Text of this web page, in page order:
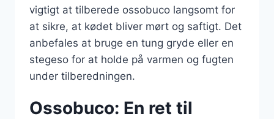
vigtigt at tilberede ossobuco langsomt for
at sikre, at kødet bliver mørt og saftigt. Det
anbefales at bruge en tung gryde eller en
stegeso for at holde på varmen og fugten
under tilberedningen.
Ossobuco: En ret til